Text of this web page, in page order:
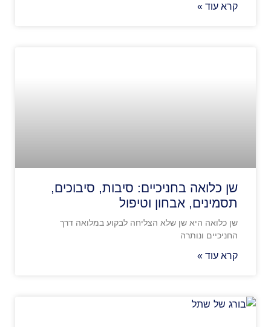
קרא עוד »
שן כלואה בחניכיים: סיבות, סיבוכים,
תסמינים, אבחון וטיפול
שן כלואה היא שן שלא הצליחה לבקוע במלואה דרך
החניכיים ונותרה
קרא עוד »